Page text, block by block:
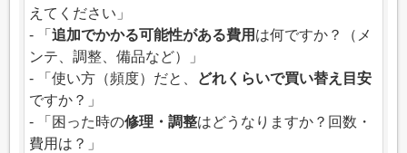
えてください」
- 「 追加でかかる可能性がある費用 は何ですか？（メ
ンテ、調整、備品など）」
- 「使い方（頻度）だと、
どれくらいで買い替え目安
ですか？」
- 「困った時の修理・調整はどうなりますか？回数・
費用は？」